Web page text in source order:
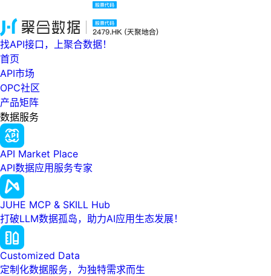
找API接口，上聚合数据！
首页
API市场
OPC社区
产品矩阵
数据服务
API Market Place
API数据应用服务专家
JUHE MCP & SKILL Hub
打破LLM数据孤岛，助力AI应用生态发展！
Customized Data
定制化数据服务，为独特需求而生